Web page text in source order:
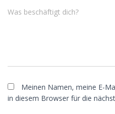
Was beschäftigt dich?
Meinen Namen, meine E-
in diesem Browser für die